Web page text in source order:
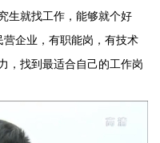
生就找工作，能够就个好
企业，有职能岗，有技术
，找到最适合自己的工作岗